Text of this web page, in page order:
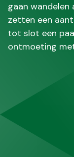
gaan
zetten een
tot slot een
ontmoeting